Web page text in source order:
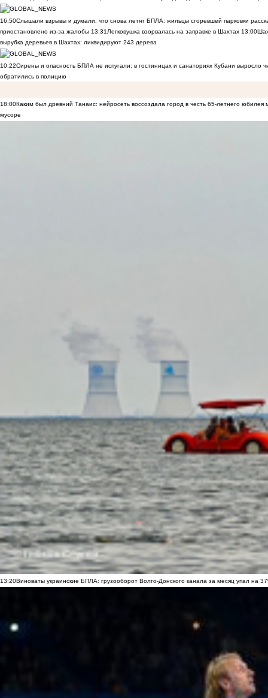
16:50Слышали взрывы и думали, что снова летят БПЛА: жильцы сгоревшей парковки
приостановлено из-за жалобы 13:31Легковушка взорвалась на заправке в Шахтах 13:00
вырубка деревьев в Шахтах: ликвидируют 243 дерева
10:22Сирены и опасность БПЛА не испугали: в гостиницах и санаториях Кубани выросло
обратились в полицию
18:00Каким был древний Танаис: нейросеть воссоздала город в честь 65-летнего юбилея
мусоре
13:20Виноваты украинские БПЛА: грузооборот Волго-Донского канала за месяц упал на